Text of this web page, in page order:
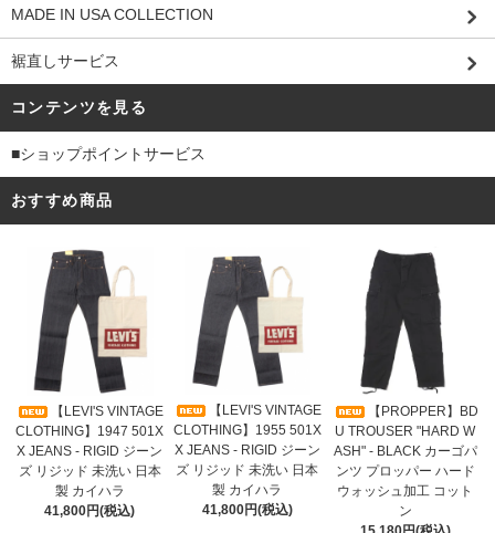
MADE IN USA COLLECTION
裾直しサービス
コンテンツを見る
■ショップポイントサービス
おすすめ商品
【LEVI'S VINTAGE
CLOTHING】1947 501X
X JEANS - RIGID ジーン
ズ リジッド 未洗い 日本
製 カイハラ
41,800円(税込)
【LEVI'S VINTAGE
CLOTHING】1955 501X
X JEANS - RIGID ジーン
ズ リジッド 未洗い 日本
製 カイハラ
41,800円(税込)
【PROPPER】BD
U TROUSER "HARD W
ASH" - BLACK カーゴパ
ンツ プロッパー ハード
ウォッシュ加工 コット
ン